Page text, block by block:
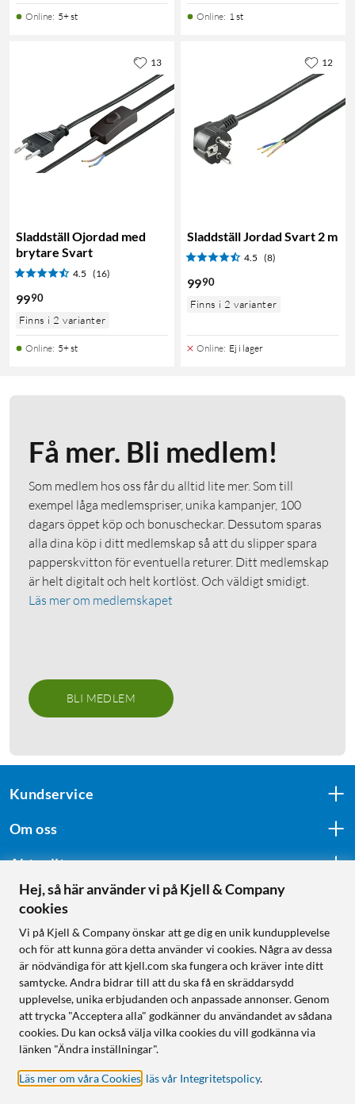
Online: 5+ st Online: 1 st
Sladdställ Ojordad med
brytare Svart
4.5 (16)
9990
Finns i 2 varianter
Online: 5+ st
13
Sladdställ Jordad Svart 2 m
4.5 (8)
9990
Finns i 2 varianter
Online: Ej i lager
12
Få mer. Bli medlem!
Som medlem hos oss får du alltid lite mer. Som till
exempel låga medlemspriser, unika kampanjer, 100
dagars öppet köp och bonuscheckar. Dessutom sparas
alla dina köp i ditt medlemskap så att du slipper spara
papperskvitton för eventuella returer. Ditt medlemskap
är helt digitalt och helt kortlöst. Och väldigt smidigt.
Läs mer om medlemskapet
BLI MEDLEM
Kundservice
Om oss
Aktuellt
Följ oss
Handla från:
Sverige
Norge
Hej, så här använder vi på Kjell & Company
cookies
Vi på Kjell & Company önskar att ge dig en unik kundupplevelse
och för att kunna göra detta använder vi cookies. Några av dessa
är nödvändiga för att kjell.com ska fungera och kräver inte ditt
samtycke. Andra bidrar till att du ska få en skräddarsydd
upplevelse, unika erbjudanden och anpassade annonser. Genom
att trycka "Acceptera alla" godkänner du användandet av sådana
cookies. Du kan också välja vilka cookies du vill godkänna via
länken "Ändra inställningar".
Läs mer om våra Cookies läs vår Integritetspolicy.